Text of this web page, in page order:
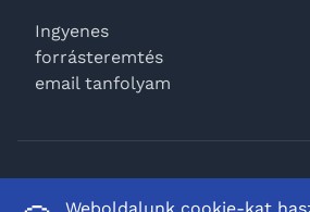
Ingyenes
forrásteremtés
email tanfolyam